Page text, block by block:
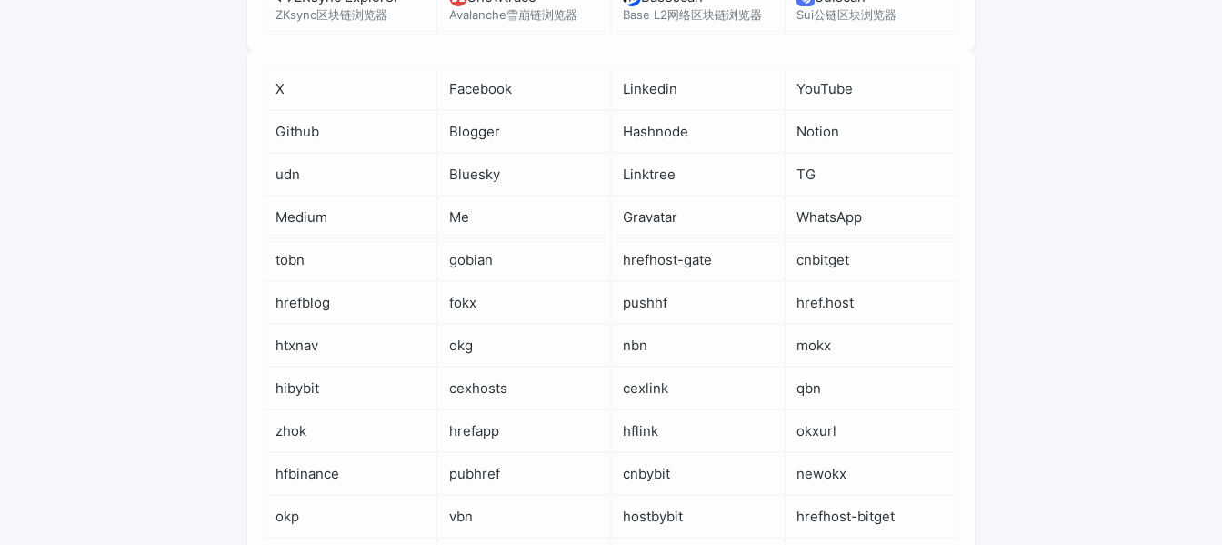
ZKsync区块链浏览器 Avalanche雪崩链浏览器 Base L2网络区块链浏览器 Sui公链区块浏览器
X Facebook Linkedin YouTube
Github Blogger Hashnode Notion
udn Bluesky Linktree TG
Medium Me Gravatar WhatsApp
tobn gobian hrefhost-gate cnbitget
hrefblog fokx pushhf href.host
htxnav okg nbn mokx
hibybit cexhosts cexlink qbn
zhok hrefapp hflink okxurl
hfbinance pubhref cnbybit newokx
okp vbn hostbybit hrefhost-bitget